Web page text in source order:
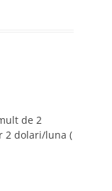
de 2
2 dolari/luna (